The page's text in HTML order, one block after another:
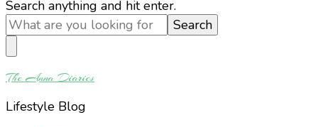
Looking
for
Something?
Search anything and hit enter.
The Anna Diaries
Lifestyle Blog